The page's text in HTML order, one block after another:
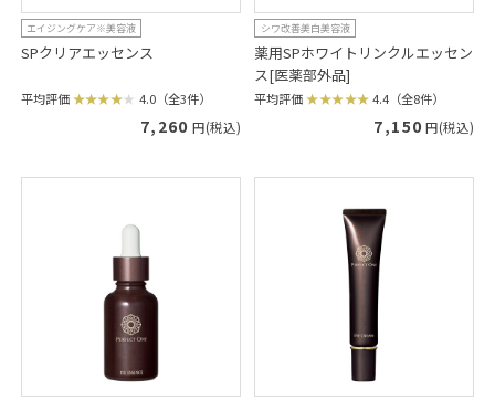
エイジングケア※美容液
SPクリアエッセンス
平均評価 4.0（全3件）
7,260 円(税込)
シワ改善美白美容液
薬用SPホワイトリンクルエッセン
ス[医薬部外品]
平均評価 4.4（全8件）
7,150 円(税込)